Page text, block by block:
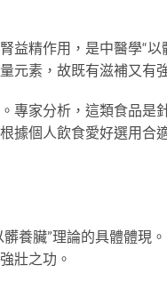
益精作用，是中醫學“以
元素，故既有滋補又有
專家分析，這類食品是
據個人飲食愛好選用合
養臟”理論的具體體現
壯之功。